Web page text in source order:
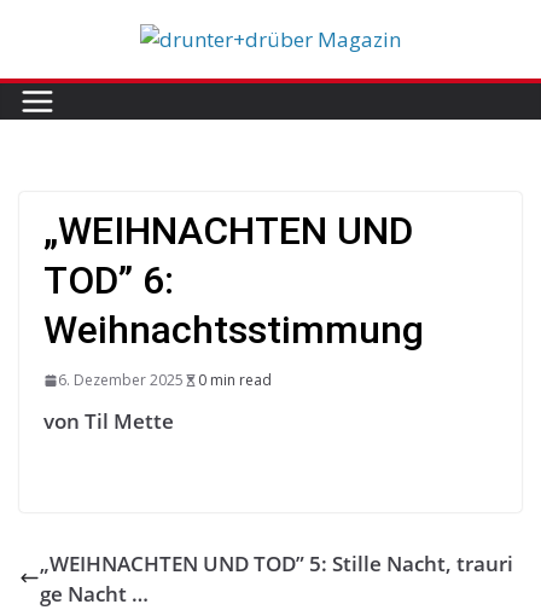
content
„WEIHNACHTEN UND
TOD” 6:
Weihnachtsstimmung
6. Dezember 2025 0 min read
von Til Mette
„WEIHNACHTEN UND TOD” 5: Stille Nacht, trauri
ge Nacht …